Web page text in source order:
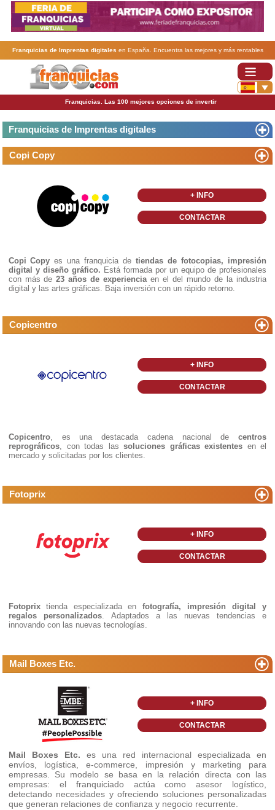
Franquicias de Imprentas digitales en España. Encuentra las mejores y más rentables
franquicias de Imprentas digitales . Abre tu negocio a través de una franquicia barata, rentable
Franquicias. Las 100 mejores opciones de invertir
Franquicias de Imprentas digitales
Copi Copy
+ INFO
CONTACTAR
Copi Copy es una franquicia de tiendas de fotocopias, impresión
digital y diseño gráfico. Está formada por un equipo de profesionales
con más de 23 años de experiencia en el del mundo de la industria
digital y las artes gráficas. Baja inversión con un rápido retorno.
Copicentro
+ INFO
CONTACTAR
Copicentro , es una destacada cadena nacional de centros
reprográficos , con todas las soluciones gráficas existentes en el
mercado y solicitadas por los clientes.
Fotoprix
+ INFO
CONTACTAR
Fotoprix tienda especializada en fotografía, impresión digital y
regalos personalizados . Adaptados a las nuevas tendencias e
innovando con las nuevas tecnologías.
Mail Boxes Etc.
+ INFO
CONTACTAR
Mail Boxes Etc. es una red internacional especializada en
envíos, logística, e-commerce, impresión y marketing para
empresas. Su modelo se basa en la relación directa con las
empresas: el franquiciado actúa como asesor logístico,
detectando necesidades y ofreciendo soluciones personalizadas
que generan relaciones de confianza y negocio recurrente.